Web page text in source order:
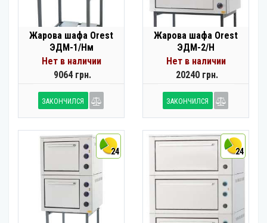
Жарова шафа Orest
ЭДМ-1/Нм
Нет в наличии
9064 грн.
ЗАКОНЧИЛСЯ
Жарова шафа Orest
ЭДМ-2/Н
Нет в наличии
20240 грн.
ЗАКОНЧИЛСЯ
24 24